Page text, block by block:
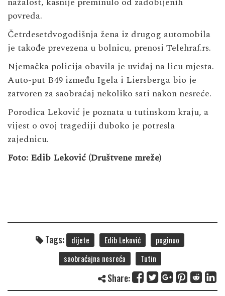
povreda.
Četrdesetdvogodišnja žena iz drugog automobila
je takođe prevezena u bolnicu, prenosi Telehraf.rs.
Njemačka policija obavila je uviđaj na licu mjesta.
Auto-put B49 između Igela i Liersberga bio je
zatvoren za saobraćaj nekoliko sati nakon nesreće.
Porodica Leković je poznata u tutinskom kraju, a
vijest o ovoj tragediji duboko je potresla
zajednicu.
Foto: Edib Leković (Društvene mreže)
Tags: dijete Edib Leković
poginuo
saobraćajna nesreća
Tutin
Share: